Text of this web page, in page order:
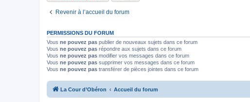
Revenir à l’accueil du forum
PERMISSIONS DU FORUM
Vous ne pouvez pas publier de nouveaux sujets dans ce forum
Vous ne pouvez pas répondre aux sujets dans ce forum
Vous ne pouvez pas modifier vos messages dans ce forum
Vous ne pouvez pas supprimer vos messages dans ce forum
Vous ne pouvez pas transférer de pièces jointes dans ce forum
La Cour d’Obéron Accueil du forum